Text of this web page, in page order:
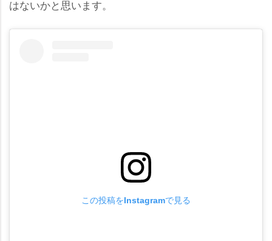
はないかと思います。
この投稿をInstagramで見る